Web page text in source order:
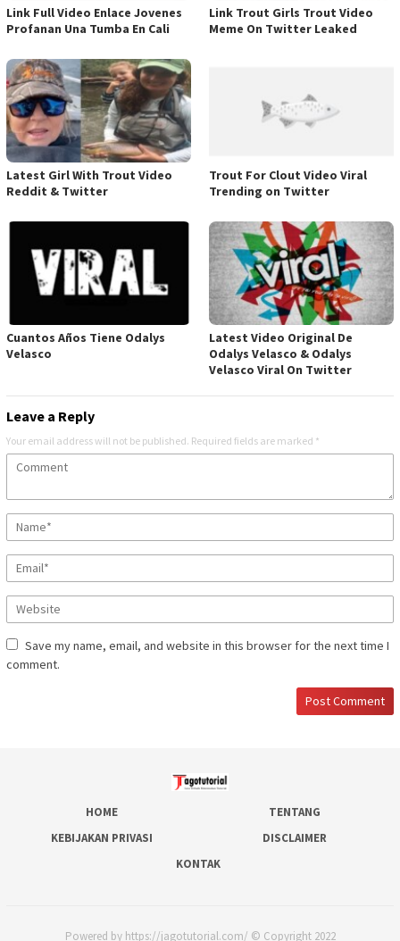
Link Full Video Enlace Jovenes
Profanan Una Tumba En Cali
Link Trout Girls Trout Video
Meme On Twitter Leaked
Latest Girl With Trout Video
Reddit & Twitter
Trout For Clout Video Viral
Trending on Twitter
Cuantos Años Tiene Odalys
Velasco
Latest Video Original De
Odalys Velasco & Odalys
Velasco Viral On Twitter
Leave a Reply
Your email address will not be published. Required fields are marked *
Save my name, email, and website in this browser for the next time I
comment.
HOME
TENTANG
KEBIJAKAN PRIVASI
DISCLAIMER
KONTAK
Powered by https://jagotutorial.com/ © Copyright 2022